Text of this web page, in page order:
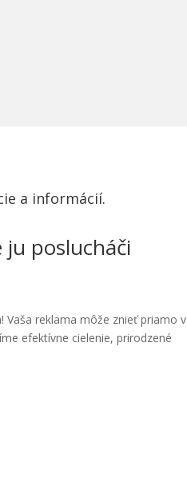
a informácií.
ju poslucháči
Vaša reklama môže znieť priamo v
efektívne cielenie, prirodzené